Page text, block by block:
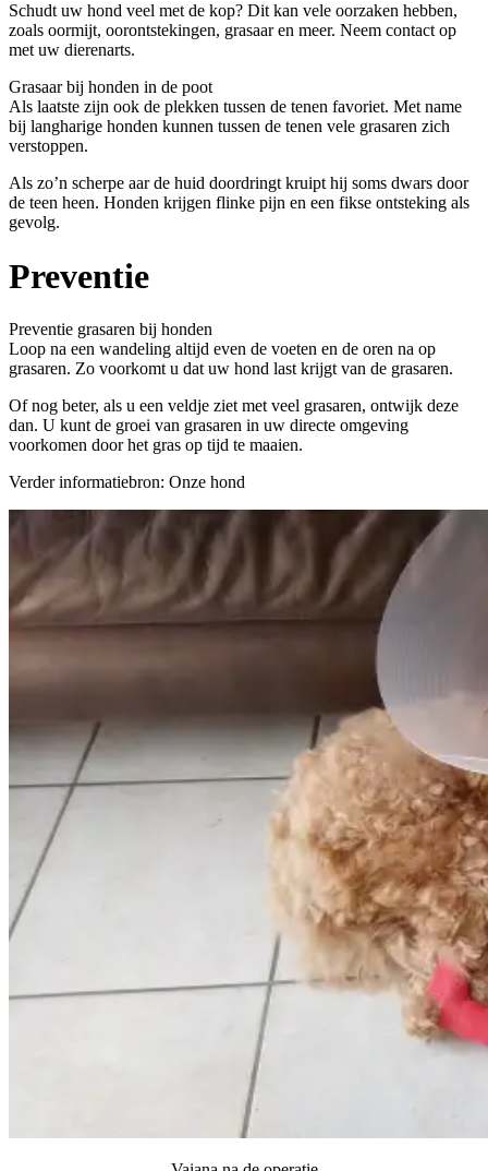
Schudt uw hond veel met de kop? Dit kan vele oorzaken hebben,
zoals oormijt, oorontstekingen, grasaar en meer. Neem contact op
met uw dierenarts.
Grasaar bij honden in de poot
Als laatste zijn ook de plekken tussen de tenen favoriet. Met name
bij langharige honden kunnen tussen de tenen vele grasaren zich
verstoppen.
Als zo’n scherpe aar de huid doordringt kruipt hij soms dwars door
de teen heen. Honden krijgen flinke pijn en een fikse ontsteking als
gevolg.
Preventie
Preventie grasaren bij honden
Loop na een wandeling altijd even de voeten en de oren na op
grasaren. Zo voorkomt u dat uw hond last krijgt van de grasaren.
Of nog beter, als u een veldje ziet met veel grasaren, ontwijk deze
dan. U kunt de groei van grasaren in uw directe omgeving
voorkomen door het gras op tijd te maaien.
Verder informatiebron: Onze hond